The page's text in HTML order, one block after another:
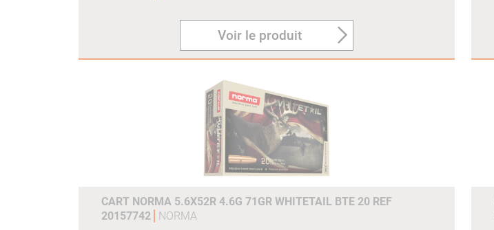
Voir le produit
CART NORMA 5.6X52R 4.6G 71GR WHITETAIL BTE 20 REF
20157742
NORMA